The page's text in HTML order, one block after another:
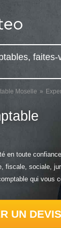
Moselle
en toute confiance
fiscale, sociale,
qui vous
UN